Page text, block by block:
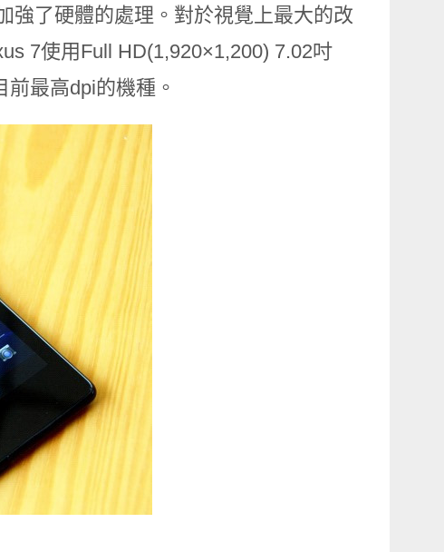
強了硬體的處理。對於視覺上最大的改
7使用Full HD(1,920×1,200) 7.02吋
最高dpi的機種。